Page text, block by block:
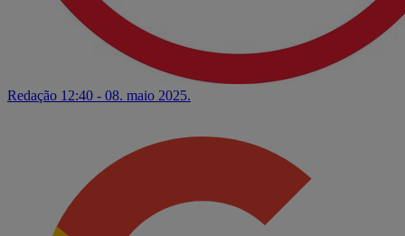
Redação 12:40 - 08. maio 2025.